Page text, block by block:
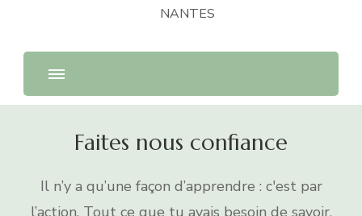
NANTES
Faites nous confiance
Il n’y a qu’une façon d’apprendre : c'est par
l’action. Tout ce que tu avais besoin de savoir,